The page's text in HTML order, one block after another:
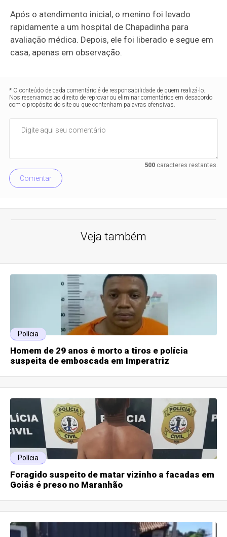
Após o atendimento inicial, o menino foi levado
rapidamente a um hospital de Chapadinha para
avaliação médica. Depois, ele foi liberado e segue em
casa, apenas em observação.
* O conteúdo de cada comentário é de responsabilidade de quem realizá-lo.
Nos reservamos ao direito de reprovar ou eliminar comentários em desacordo
com o propósito do site ou que contenham palavras ofensivas.
500caracteres restantes.
Comentar
Veja também
Polícia
Homem de 29 anos é morto a tiros e polícia
suspeita de emboscada em Imperatriz
Polícia
Foragido suspeito de matar vizinho a facadas em
Goiás é preso no Maranhão